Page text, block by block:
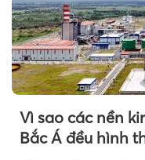
Vì sao các nền
Bắc Á đều hình